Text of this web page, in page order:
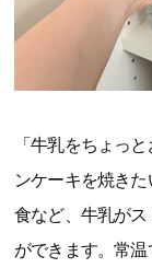
ンケーキを焼き
食など、牛乳が
ができます。常